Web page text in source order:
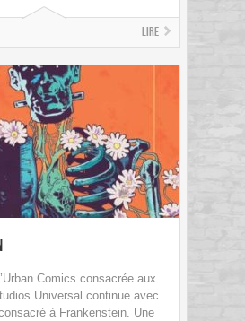
Lire
Comics consacrée aux
Universal continue avec
à Frankenstein. Une